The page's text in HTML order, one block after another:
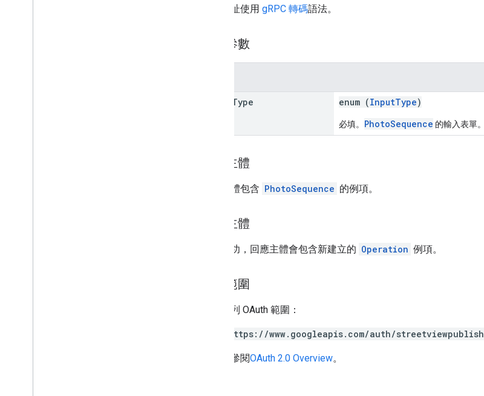
這個網址使用 gRPC 轉碼語法。
查詢參數
Type enum (InputType)
必填。 PhotoSequence 的輸入表單。
要求主體
要求主體包含 PhotoSequence 的例項。
回應主體
如果成功，回應主體會包含新建立的 Operation 例項。
授權範圍
需要下列 OAuth 範圍：
https://www.googleapis.com/auth/streetviewpublish
詳情請參閱OAuth 2.0 Overview。